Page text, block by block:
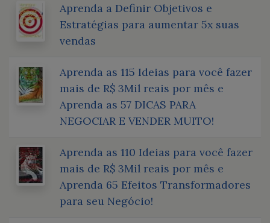
Aprenda a Definir Objetivos e
Estratégias para aumentar 5x suas
vendas
Aprenda as 115 Ideias para você fazer
mais de R$ 3Mil reais por mês e
Aprenda as 57 DICAS PARA
NEGOCIAR E VENDER MUITO!
Aprenda as 110 Ideias para você fazer
mais de R$ 3Mil reais por mês e
Aprenda 65 Efeitos Transformadores
para seu Negócio!